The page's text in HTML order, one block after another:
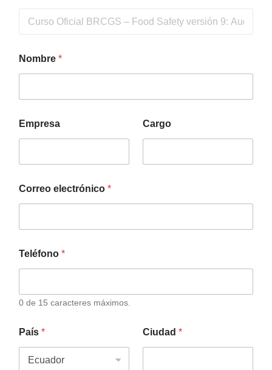
Nombre *
Empresa Cargo
Correo electrónico *
Teléfono *
0 de 15 caracteres máximos.
País * Ciudad *